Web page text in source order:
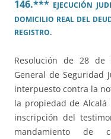
146.*** EJECUCIÓN
DOMICILIO REAL DEL
REGISTRO.
Resolución de 28
General de Seguridad
interpuesto contra la
la propiedad de
inscripción del
mandamiento de